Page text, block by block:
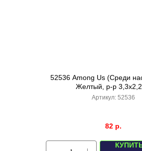
52536 Among Us (Среди
Желтый, р-р
Артикул: 52536
82 р.